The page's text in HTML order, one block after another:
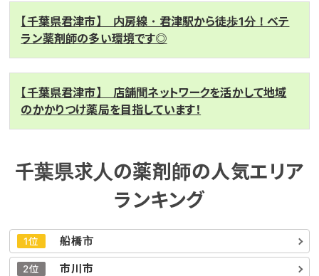
【千葉県君津市】 内房線・君津駅から徒歩1分！ベテ
ラン薬剤師の多い環境です◎
【千葉県君津市】 店舗間ネットワークを活かして地域
のかかりつけ薬局を目指しています！
千葉県求人の薬剤師の人気エリア
ランキング
1位 船橋市
2位 市川市